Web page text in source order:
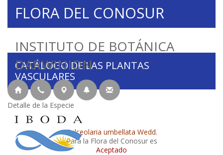
INSTITUTO DE BOTÁNICA
DARWINION
FLORA DEL CONOSUR
CATÁLOGO DE LAS PLANTAS
VASCULARES
Detalle de la Especie
Calceolaria umbellata Wedd.
Para la Flora del Conosur es
Aceptado